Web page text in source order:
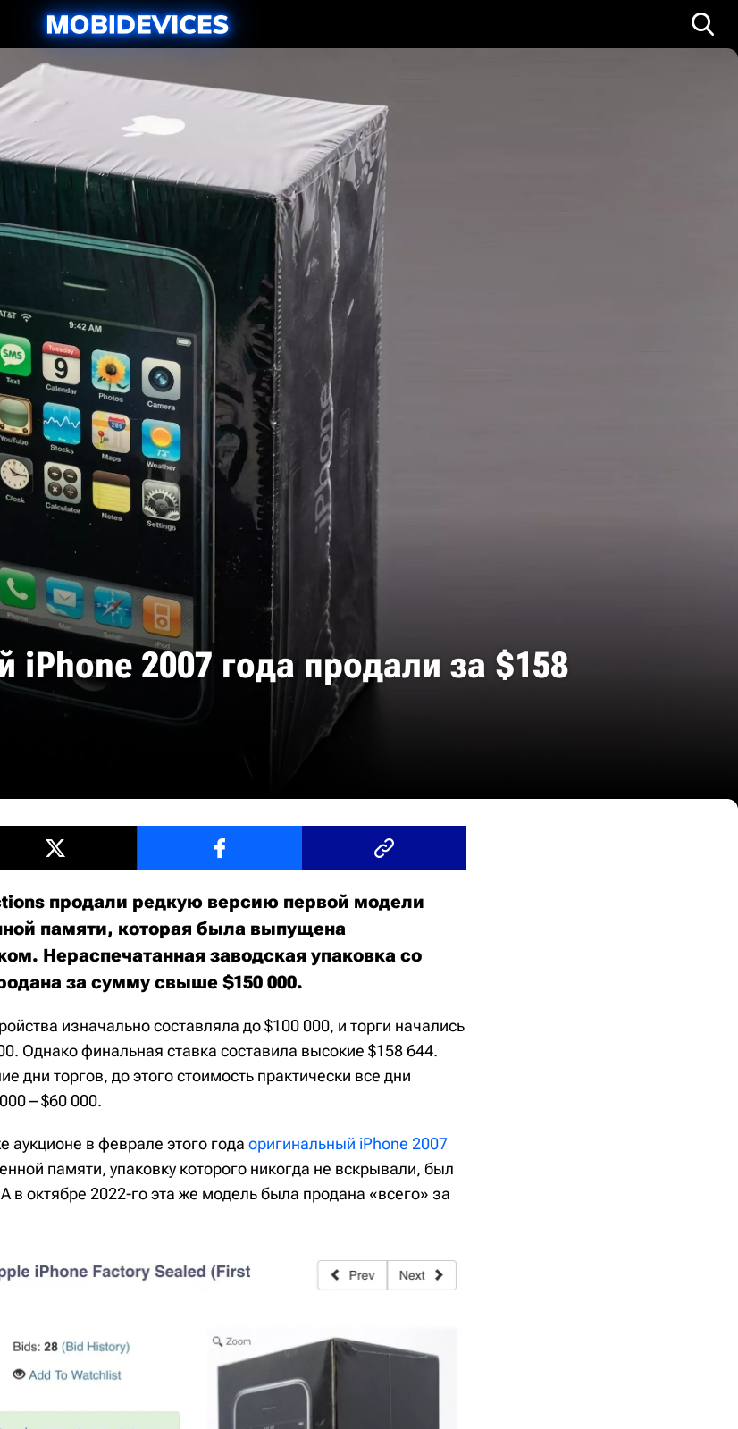
2007 года продали за $158
продали редкую версию первой модели
памяти, которая была выпущена
Нераспечатанная заводская упаковка со
за сумму свыше $150 000.
изначально составляла до $100 000, и торги начались
Однако финальная ставка составила высокие $158 644.
дни торгов, до этого стоимость практически все дни
– $60 000.
аукционе в феврале этого года оригинальный iPhone 2007
памяти, упаковку которого никогда не вскрывали, был
в октябре 2022-го эта же модель была продана «всего» за